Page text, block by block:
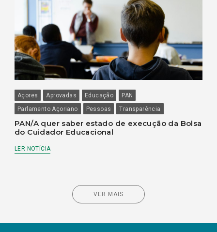
Açores Aprovadas Educação
PAN
Parlamento Açoriano
Pessoas Transparência
PAN/A quer saber estado de execução da Bolsa
do Cuidador Educacional
LER NOTÍCIA
VER MAIS